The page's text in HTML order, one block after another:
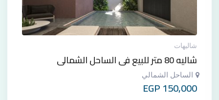
شاليهات
شاليه 80 متر للبيع في الساحل الشمالي
الساحل الشمالي
EGP150,000